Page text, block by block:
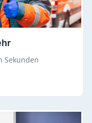
Sekunden